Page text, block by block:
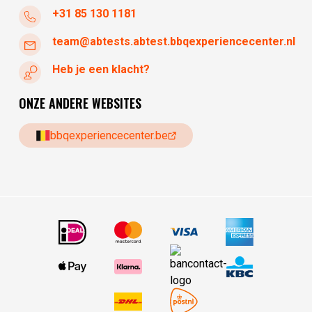
+31 85 130 1181
team@abtests.abtest.bbqexperiencecenter.nl
Heb je een klacht?
ONZE ANDERE WEBSITES
bbqexperiencecenter.be